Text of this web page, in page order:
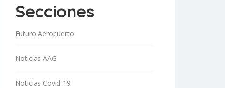
Secciones
Futuro Aeropuerto
Noticias AAG
Noticias Covid-19